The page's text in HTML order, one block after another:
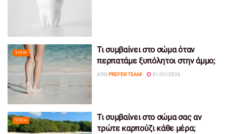
ΥΓΕΊΑ
Τι συμβαίνει στο σώμα όταν
περπατάμε ξυπόλητοι στην άμμο;
ΑΠΌ PREFER TEAM 31/07/2026
ΥΓΕΊΑ
Τι συμβαίνει στο σώμα σας αν
τρώτε καρπούζι κάθε μέρα;